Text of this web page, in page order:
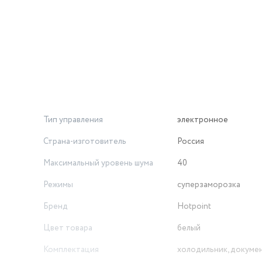
всех продуктов.
стиля, надежности и передовых технологий.
Тип управления
электронное
Страна-изготовитель
Россия
Максимальный уровень шума
40
Режимы
суперзаморозка
Бренд
Hotpoint
Цвет товара
белый
Комплектация
холодильник,